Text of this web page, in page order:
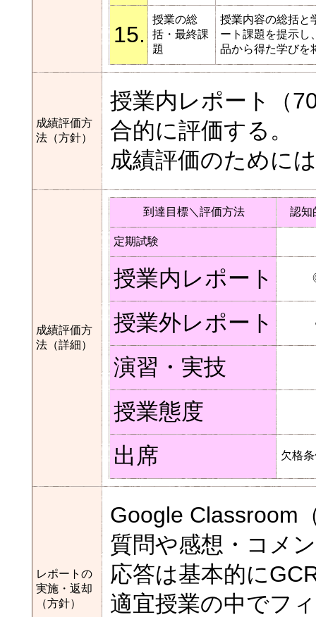
15.
授業の総
括・最終課
題
授業内容の総括と
ート課題を提示し
品から得た学びを
成績評価方
法（方針）
授業内レポート（
合的に評価する。
成績評価のために
成績評価方
法（詳細）
到達目標＼評価方法 認知
定期試験
授業内レポート
授業外レポート
演習・実技
授業態度
出席
欠格
レポートの
実施・返却
（方針）
Google Classroom
質問や感想・コメ
応答は基本的に
適宜授業の中でフ